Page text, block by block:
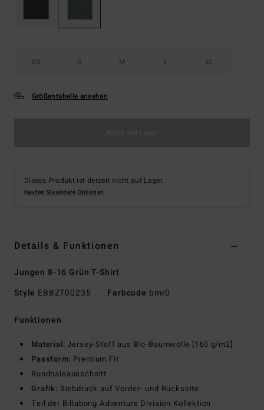
XS S M L XL
Größentabelle ansehen
Dieses Produkt ist derzeit nicht auf Lager.
Kaufen Sie andere Optionen
Details & Funktionen
Jungen 8-16 Grün T-Shirt
Style EBBZT00235 Farbcode bmr0
Funktionen
Material:Jersey-Stoff aus Bio-Baumwolle [160 g/m2]
Passform: Premium Fit
Rundhalsausschnitt
Grafik: Siebdruck auf Vorder- und Rückseite
Teil der Billabong Adventure Division Kollektion